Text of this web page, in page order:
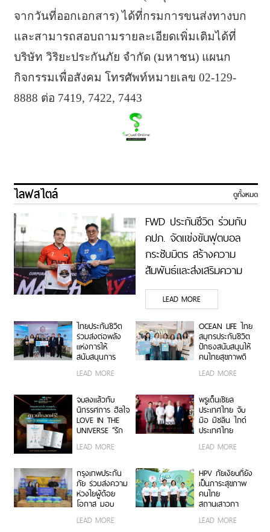
จากวันที่ออกเอกสาร) ได้ที่กรมการขนส่งทางบก
และสามารถสอบถามรายละเอียดเพิ่มเติมได้ที่
บริษัท วิริยะประกันภัย จำกัด (มหาชน) แผนก
กิจกรรมเพื่อสังคม โทรศัพท์หมายเลข 02-129-
8888 ต่อ 7419, 7422, 7443
ไลฟสไตล์ ดูทั้งหมด
FWD ประกันชีวิต ร่วมกับ
คปภ. จัดแข่งขันฟุตบอล
กระชับมิตร สร้างความ
สัมพันธ์และส่งเสริมความ
ร่วมมือระหว่างองค์กร
LEAD MORE
ไทยประกันชีวิต
ร่วมส่งต่อพลัง
แห่งการให้
สนับสนุนการ
ก่อสร้างอาคาร
โรงพยาบาล
นวัตกรรมโยธี
LEAD MORE
OCEAN LIFE ไทย
สมุทรประกันชีวิต
ปักธงสนับสนุนให้
คนไทยสุขภาพดี
พร้อมปิดความ
เสี่ยงด้วยประกัน
สุขภาพ ในงาน
Good Health
Great Heart
LEAD MORE
จบลงแล้วกับ
นิทรรศการ ฮีลใจ
LOVE IN THE
UNIVERSE “รัก
ที่สุดในจักรวาล”
แต่ความรักที่คุณ
ต้น
LEAD MORE
พรูเด็นเชียล
ประเทศไทย จับ
มือ มิชลิน ไกด์
ประเทศไทย
รังสรรค์ประสบกา
รณ์ไฟน์ไดนิ่งสุด
มิชลินสตาร์
สำหรับลูกค้า ttb
reserve
LEAD MORE
กรุงเทพประกัน
ภัย ร่วมส่งความ
ห่วงใยผู้ด้อย
โอกาส มอบ
อุปกรณ์สิ่งของ
จำเป็นกว่า
LEAD MORE
HPV ภัยเงียบที่ยัง
เป็นภาระสุขภาพ
คนไทย
สถานเสาวภา
สภากาชาดไทย
จับมือ กทม.
LEAD MORE